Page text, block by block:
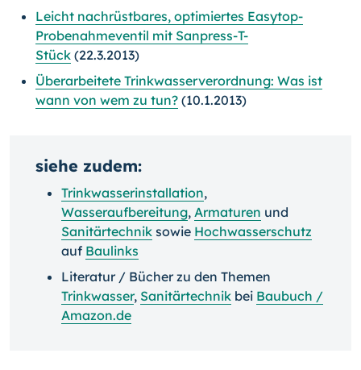
Leicht nachrüstbares, optimiertes Easytop-
Probenahmeventil mit Sanpress-T-
Stück (22.3.2013)
Überarbeitete Trinkwasserverordnung: Was ist
wann von wem zu tun? (10.1.2013)
siehe zudem:
Trinkwasserinstallation,
Wasseraufbereitung, Armaturen und
Sanitärtechnik sowie Hochwasserschutz
auf Baulinks
Literatur / Bücher zu den Themen
Trinkwasser, Sanitärtechnik bei Baubuch /
Amazon.de